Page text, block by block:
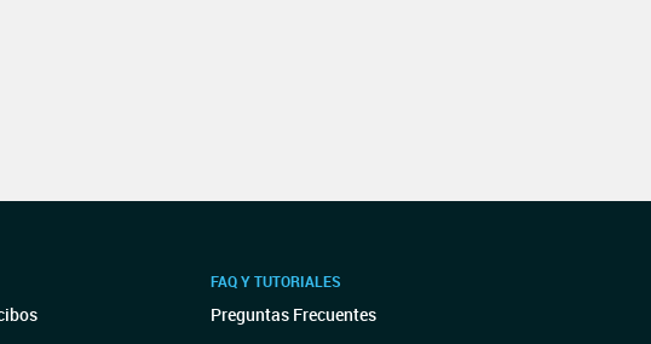
FAQ Y TUTORIALES
Preguntas Frecuentes